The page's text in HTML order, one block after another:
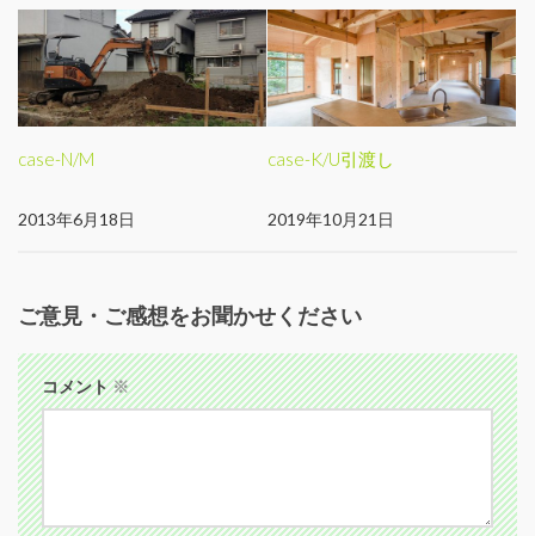
case-N/M
2013年6月18日
case-K/U引渡し
2019年10月21日
ご意見・ご感想をお聞かせください
コメント※